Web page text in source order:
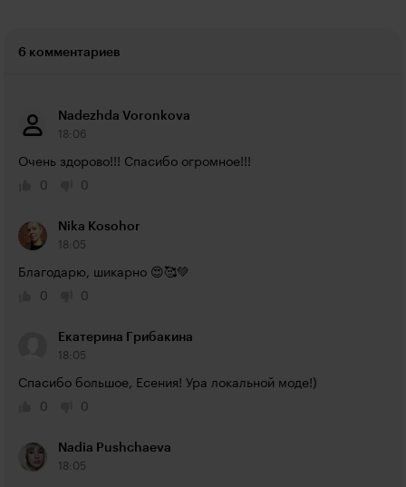
6 комментариев
Nadezhda Voronkova
18:06
Очень здорово!!! Спасибо огромное!!!
0
0
Nika Kosohor
18:05
Благодарю, шикарно 😍🥰💚
0
0
Екатерина Грибакина
18:05
Спасибо большое, Есения! Ура локальной моде!)
0
0
Nadia Pushchaeva
18:05